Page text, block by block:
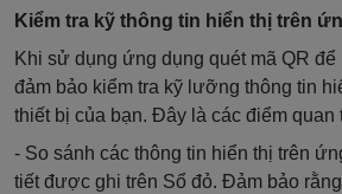
Kiểm tra kỹ thông tin hiển thị trên
Khi sử dụng ứng dụng quét mã QR để
đảm bảo kiểm tra kỹ lưỡng thông tin
thiết bị của bạn. Đây là các điểm quan
- So sánh các thông tin hiển thị trên
tiết được ghi trên Sổ đỏ. Đảm bảo